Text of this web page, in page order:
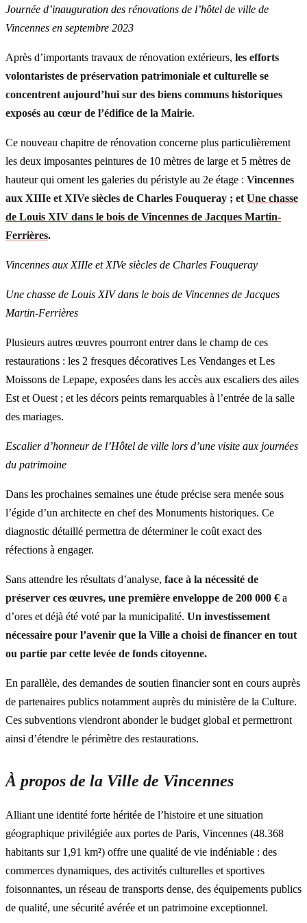
Journée d’inauguration des rénovations de l’hôtel de ville de
Vincennes en septembre 2023
Après d’importants travaux de rénovation extérieurs, les efforts
volontaristes de préservation patrimoniale et culturelle se
concentrent aujourd’hui sur des biens communs historiques
exposés au cœur de l’édifice de la Mairie.
Ce nouveau chapitre de rénovation concerne plus particulièrement
les deux imposantes peintures de 10 mètres de large et 5 mètres de
hauteur qui ornent les galeries du péristyle au 2e étage : Vincennes
aux XIIIe et XIVe siècles de Charles Fouqueray ; et Une chasse
de Louis XIV dans le bois de Vincennes de Jacques Martin-
Ferrières.
Vincennes aux XIIIe et XIVe siècles de Charles Fouqueray
Une chasse de Louis XIV dans le bois de Vincennes de Jacques
Martin-Ferrières
Plusieurs autres œuvres pourront entrer dans le champ de ces
restaurations : les 2 fresques décoratives Les Vendanges et Les
Moissons de Lepape, exposées dans les accès aux escaliers des ailes
Est et Ouest ; et les décors peints remarquables à l’entrée de la salle
des mariages.
Escalier d’honneur de l’Hôtel de ville lors d’une visite aux journées
du patrimoine
Dans les prochaines semaines une étude précise sera menée sous
l’égide d’un architecte en chef des Monuments historiques. Ce
diagnostic détaillé permettra de déterminer le coût exact des
réfections à engager.
Sans attendre les résultats d’analyse, face à la nécessité de
préserver ces œuvres, une première enveloppe de 200 000 € a
d’ores et déjà été voté par la municipalité. Un investissement
nécessaire pour l’avenir que la Ville a choisi de financer en tout
ou partie par cette levée de fonds citoyenne.
En parallèle, des demandes de soutien financier sont en cours auprès
de partenaires publics notamment auprès du ministère de la Culture.
Ces subventions viendront abonder le budget global et permettront
ainsi d’étendre le périmètre des restaurations.
À propos de la Ville de Vincennes
Alliant une identité forte héritée de l’histoire et une situation
géographique privilégiée aux portes de Paris, Vincennes (48.368
habitants sur 1,91 km²) offre une qualité de vie indéniable : des
commerces dynamiques, des activités culturelles et sportives
foisonnantes, un réseau de transports dense, des équipements publics
de qualité, une sécurité avérée et un patrimoine exceptionnel.